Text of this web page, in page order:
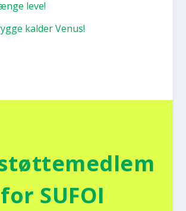
leve!
kal­der Venus!
for SUFOI